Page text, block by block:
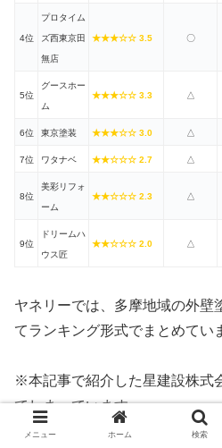
4位
プロタイム
ズ西東京田
無店
★★★☆☆ 3.5 〇
5位
グースホー
ム
★★★☆☆ 3.3 △
6位 東京塗装 ★★★☆☆ 3.0 △
7位 ワタナベ ★★☆☆☆ 2.7 △
8位
美彩リフォ
ーム
★★☆☆☆ 2.3 △
9位
ドリームハ
ウス匠
★★☆☆☆ 2.0 △
ヤネリーでは、多摩地域の外壁
てランキング形式でまとめてい
※本記事で紹介した星建設株式
てしまっています。
メニュー ホーム 検索